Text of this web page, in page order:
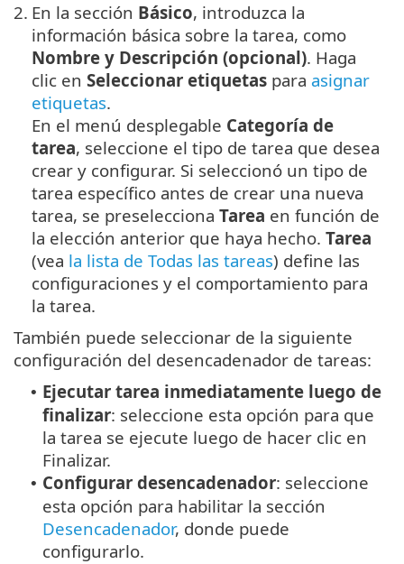
2. En la sección Básico, introduzca la
información básica sobre la tarea, como
Nombre y Descripción (opcional). Haga
clic en Seleccionar etiquetas para asignar
etiquetas.
En el menú desplegable Categoría de
tarea, seleccione el tipo de tarea que desea
crear y configurar. Si seleccionó un tipo de
tarea específico antes de crear una nueva
tarea, se preselecciona Tarea en función de
la elección anterior que haya hecho. Tarea
(vea la lista de Todas las tareas) define las
configuraciones y el comportamiento para
la tarea.
También puede seleccionar de la siguiente
configuración del desencadenador de tareas:
• Ejecutar tarea inmediatamente luego de
finalizar: seleccione esta opción para que
la tarea se ejecute luego de hacer clic en
Finalizar.
• Configurar desencadenador: seleccione
esta opción para habilitar la sección
Desencadenador, donde puede
configurarlo.